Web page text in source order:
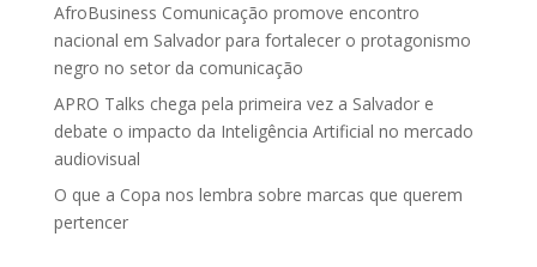
AfroBusiness Comunicação promove encontro
nacional em Salvador para fortalecer o protagonismo
negro no setor da comunicação
APRO Talks chega pela primeira vez a Salvador e
debate o impacto da Inteligência Artificial no mercado
audiovisual
O que a Copa nos lembra sobre marcas que querem
pertencer